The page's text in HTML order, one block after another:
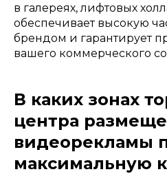
в галереях, лифтовых
обеспечивает высокую
брендом и гарантирует
вашего коммерческого
В каких зонах
центра
видеорекламы
максимальную